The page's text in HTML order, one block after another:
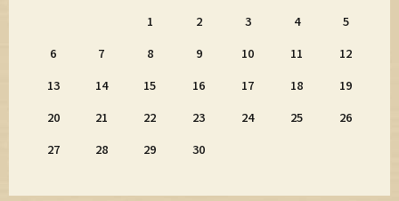
1
2 3 4
5
6
7 8 9 10 11
12
13
14 15 16 17 18
19
20
21 22 23 24 25
26
27
28 29 30